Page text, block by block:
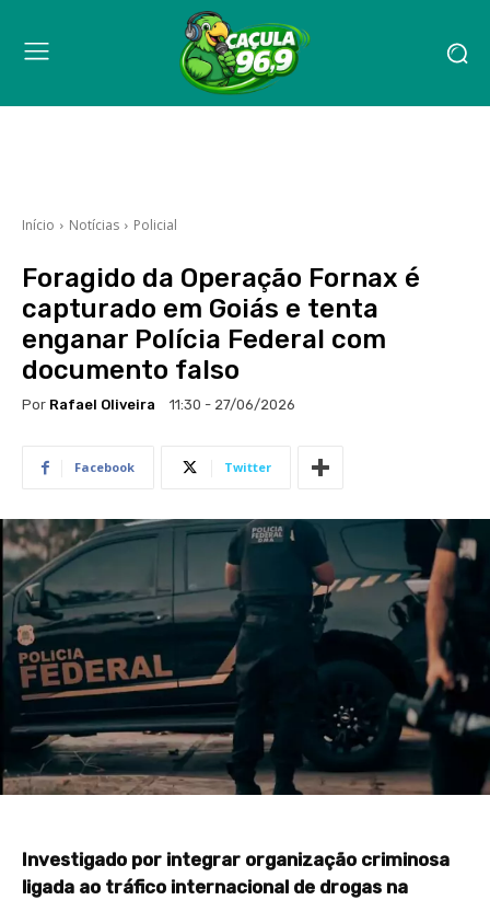
Início Notícias Policial
Foragido da Operação Fornax é
capturado em Goiás e tenta
enganar Polícia Federal com
documento falso
Por Rafael Oliveira 11:30 - 27/06/2026
Facebook Twitter
Investigado por integrar organização criminosa
ligada ao tráfico internacional de drogas na